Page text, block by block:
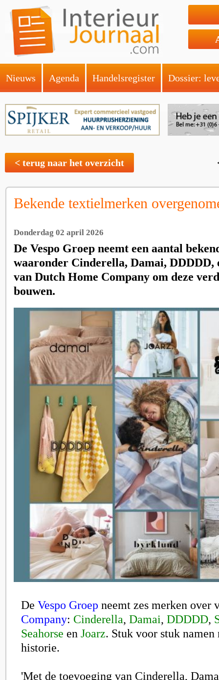
Nieuws Agenda Handelsregister Dossier:
< terug naar het overzicht
Bekende textielmerken
Donderdag 02 april 2026
De Vespo Groep neemt een aantal
waaronder Cinderella, Damai, DDDDD,
van Dutch Home Company om deze
bouwen.
De Vespo Groep neemt zes merken over
Company: Cinderella, Damai, DDDDD,
Seahorse en Joarz. Stuk voor stuk
historie.
'Met de toevoeging van Cinderella,